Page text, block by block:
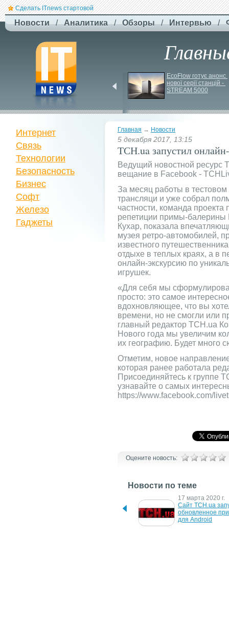
Сделать ITnews стартовой
Новости / Аналитика / Обзоры / Интервью /
Charger - ефективна
автомобільна зарядка
вашої станції
EcoFlow готує анонс
нової серії станцій -
STREAM 5000
Главная → Новости
5 декабря 2017, 13:15
ТСН.ua запустил
Ведущий новостной ресурс
вещание в Facebook -
За месяц работы в
трансляци и уже собрал
частности, команда
репетиции примы-
Кухар, показала
музея ретро-автомобилей,
известного
отдыхе в теплых краях, а в
онлайн-экскурсию по
игрушек.
«Для себя мы
просто: это самое
вдохновляющее, что вы
времени, но не смогли или
главный редактор ТСН.ua
Нового года мы увеличим
их географию. Будет много
Отметим, новое
которая ранее работала
Присоединяйтесь к группе
узнавайте о самых
https://www.facebook.com/
Оцените новость:
Новости по теме
набрал 2 млн подписчиков
17 марта 2020 г.
Сайт ТСН.ua
обновленное
для Android
Интернет
Связь
Технологии
Безопасность
Бизнес
Софт
Железо
Гаджеты